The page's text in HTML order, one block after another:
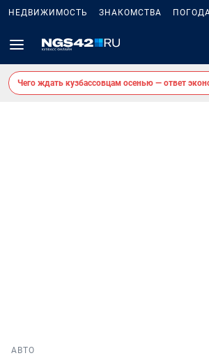
НЕДВИЖИМОСТЬ ЗНАКОМСТВА
Чего ждать кузбассовцам осенью — ответ
АВТО